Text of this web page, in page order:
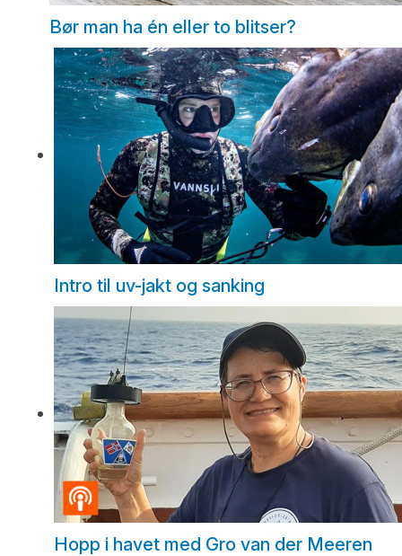
Bør man ha én eller to blitser?
Intro til uv-jakt og sanking
Hopp i havet med Gro van der Meeren